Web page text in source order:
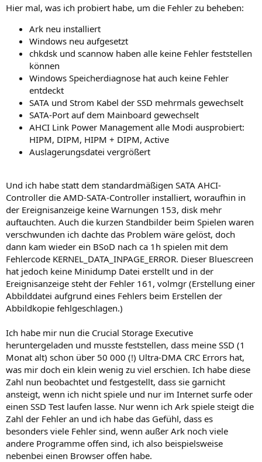
Hier mal, was ich probiert habe, um die Fehler zu beheben:
Ark neu installiert
Windows neu aufgesetzt
chkdsk und scannow haben alle keine Fehler feststellen
können
Windows Speicherdiagnose hat auch keine Fehler
entdeckt
SATA und Strom Kabel der SSD mehrmals gewechselt
SATA-Port auf dem Mainboard gewechselt
AHCI Link Power Management alle Modi ausprobiert:
HIPM, DIPM, HIPM + DIPM, Active
Auslagerungsdatei vergrößert
Und ich habe statt dem standardmäßigen SATA AHCI-
Controller die AMD-SATA-Controller installiert, woraufhin in
der Ereignisanzeige keine Warnungen 153, disk mehr
auftauchten. Auch die kurzen Standbilder beim Spielen waren
verschwunden ich dachte das Problem wäre gelöst, doch
dann kam wieder ein BSoD nach ca 1h spielen mit dem
Fehlercode KERNEL_DATA_INPAGE_ERROR. Dieser Bluescreen
hat jedoch keine Minidump Datei erstellt und in der
Ereignisanzeige steht der Fehler 161, volmgr (Erstellung einer
Abbilddatei aufgrund eines Fehlers beim Erstellen der
Abbildkopie fehlgeschlagen.)
Ich habe mir nun die Crucial Storage Executive
heruntergeladen und musste feststellen, dass meine SSD (1
Monat alt) schon über 50 000 (!) Ultra-DMA CRC Errors hat,
was mir doch ein klein wenig zu viel erschien. Ich habe diese
Zahl nun beobachtet und festgestellt, dass sie garnicht
ansteigt, wenn ich nicht spiele und nur im Internet surfe oder
einen SSD Test laufen lasse. Nur wenn ich Ark spiele steigt die
Zahl der Fehler an und ich habe das Gefühl, dass es
besonders viele Fehler sind, wenn außer Ark noch viele
andere Programme offen sind, ich also beispielsweise
nebenbei einen Browser offen habe.